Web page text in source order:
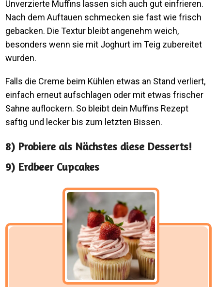
Unverzierte Muffins lassen sich auch gut einfrieren.
Nach dem Auftauen schmecken sie fast wie frisch
gebacken. Die Textur bleibt angenehm weich,
besonders wenn sie mit Joghurt im Teig zubereitet
wurden.
Falls die Creme beim Kühlen etwas an Stand verliert,
einfach erneut aufschlagen oder mit etwas frischer
Sahne auflockern. So bleibt dein Muffins Rezept
saftig und lecker bis zum letzten Bissen.
8) Probiere als Nächstes diese Desserts!
9) Erdbeer Cupcakes